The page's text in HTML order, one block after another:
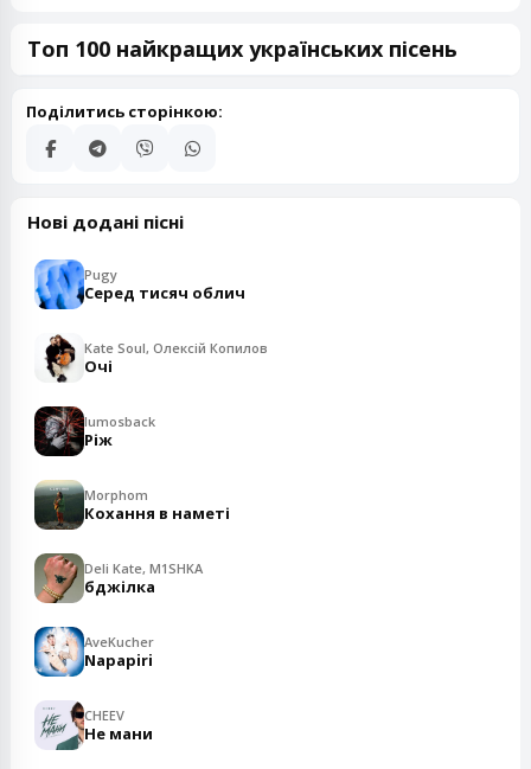
Топ 100 найкращих українських пісень
Поділитись сторінкою:
Нові додані пісні
Pugy
Серед тисяч облич
Kate Soul, Олексій Копилов
Очі
lumosback
Ріж
Morphom
Кохання в наметі
Deli Kate, M1SHKA
бджілка
AveKucher
Napapiri
CHEEV
Не мани